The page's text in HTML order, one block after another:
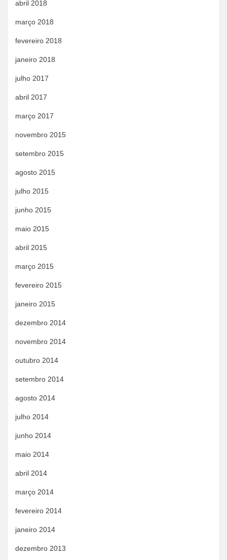
abril 2018
março 2018
fevereiro 2018
janeiro 2018
julho 2017
abril 2017
março 2017
novembro 2015
setembro 2015
agosto 2015
julho 2015
junho 2015
maio 2015
abril 2015
março 2015
fevereiro 2015
janeiro 2015
dezembro 2014
novembro 2014
outubro 2014
setembro 2014
agosto 2014
julho 2014
junho 2014
maio 2014
abril 2014
março 2014
fevereiro 2014
janeiro 2014
dezembro 2013